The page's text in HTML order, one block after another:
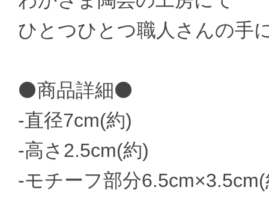
ひとつひとつ職人さんの手
⚫商品詳細⚫
-直径7cm(約)
-高さ2.5cm(約)
-モチーフ部分